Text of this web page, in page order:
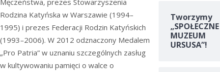
Rodzina Katyńska w Warszawie (1994–
1995) i prezes Federacji Rodzin Katyńskich
(1993–2006). W 2012 odznaczony Medalem
„Pro Patria” w uznaniu szczególnych zasług
w kultywowaniu pamięci o walce o
Tworzymy
„SPOŁECZNE
MUZEUM
URSUSA”!